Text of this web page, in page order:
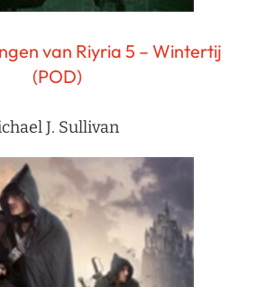
van Riyria 5 – Wintertij
(POD)
J. Sullivan